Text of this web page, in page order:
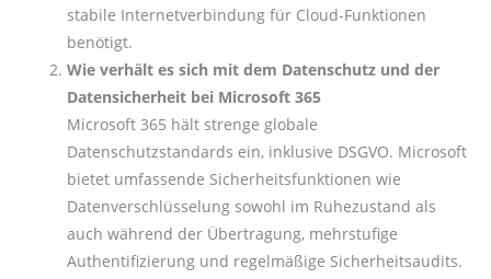
stabile Internetverbindung für Cloud-Funktionen
benötigt.
Wie verhält es sich mit dem Datenschutz und der
Datensicherheit bei Microsoft 365
Microsoft 365 hält strenge globale
Datenschutzstandards ein, inklusive DSGVO. Microsoft
bietet umfassende Sicherheitsfunktionen wie
Datenverschlüsselung sowohl im Ruhezustand als
auch während der Übertragung, mehrstufige
Authentifizierung und regelmäßige Sicherheitsaudits.